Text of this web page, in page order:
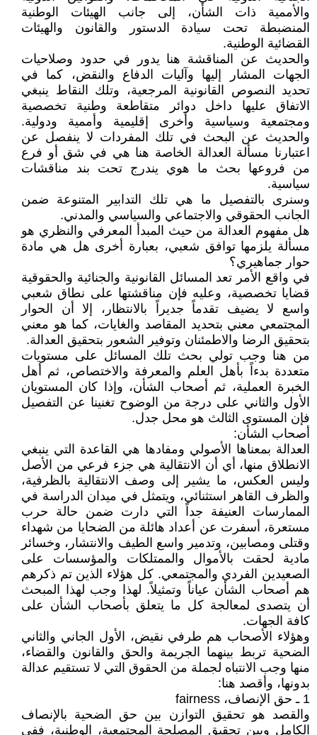
والأممية ذات الشأن، إلى جانب الهيئات الوطنية
المنضبطة تحت سيادة الدستور والقانون والهيئات
القضائية الوطنية.
والحديث عن المناقشة هنا يدور في حدود وصلاحيات
الجهات المشار إليها وآليات الدفاع والنقض، كما في
تحديد النصوص القانونية المرجعية، وتلك النقاط ينبغي
الاتفاق عليها داخل دوائر متقاطعة وطنية تخصصية
ومجتمعية وسياسية وأخرى إقليمية وأممية ودولية.
والحديث عن البحث في تلك المفردات لا ينفصل عن
اعتبارنا مسألة العدالة الخاصة هنا هي في شق أو فرع
من فروعها بحث ما هوي يندرج تحت بند مناقشات
سياسية.
وسنرى بالتفصيل ما هي تلك التدابير المتنوعة ضمن
الجانب الحقوقي والاجتماعي والسياسي والمدني.
هل مفهوم العدالة من حيث المبدأ المعرفي والنظري هو
مسألة يلزمها توافق شعبي، بعبارة أخرى هل هي مادة
حوار جماهيري؟
في واقع الأمر تعد المسائل القانونية والجنائية والحقوقية
قضايا تخصصية، وعليه فإن مناقشتها على نطاق شعبي
واسع لا يضيف تقدماً جديراً بالانتظار، إلا أن الحوار
المجتمعي معني بتحديد المقاصد والغايات، كما هو معني
بتحقيق الرضا والاطمئنان وتوفير الشعور بتحقيق العدالة.
من هنا وجب تولي بحث تلك المسائل على مستويات
متعددة بدءاً بأهل العلم والمعرفة والاختصاص، ثم أهل
الخبرة العملية، ثم أصحاب الشأن، وإذا كان المستويان
الأول والثاني على درجة من الوضوح تغنينا عن التفصيل
فإن المستوى الثالث هو محل جدل.
أصحاب الشأن:
العدالة بمعناها الأصولي ومفادها هي القاعدة التي ينبغي
الانطلاق منها، أي أن الانتقالية هي جزء فرعي من الأصل
وليس العكس، ما يشير إلى وصف الانتقالية بالظرفية،
والظرف القاهر استثنائي، ويتمثل في ميدان الدراسة في
الممارسات العنيفة جداً التي دارت ضمن حالة حرب
مستعرة، أسفرت عن أعداد هائلة من الضحايا من شهداء
وقتلى ومصابين، وتدمير واسع الطيف والانتشار، وخسائر
مادية لحقت بالأموال والممتلكات والمؤسسات على
الصعيدين الفردي والمجتمعي. كل هؤلاء الذين تم ذكرهم
هم أصحاب الشأن عياناً وتمثيلاً. لهذا وجب لهذا المبحث
أن يتصدى لمعالجة كل ما يتعلق بأصحاب الشأن على
كافة الجهات.
وهؤلاء الأصحاب هم طرفي نقيض، الأول الجاني والثاني
الضحية تربط بينهما الجريمة والحق والقانون والقضاء،
منها وجب الانتباه لجملة من الحقوق التي لا تستقيم عدالة
بدونها، وأقصد هنا:
1 ـ حق الإنصاف، fairness
والقصد هو تحقيق التوازن بين حق الضحية بالإنصاف
الكامل وبين تحقيق المصلحة المجتمعية، الوطنية، ففي